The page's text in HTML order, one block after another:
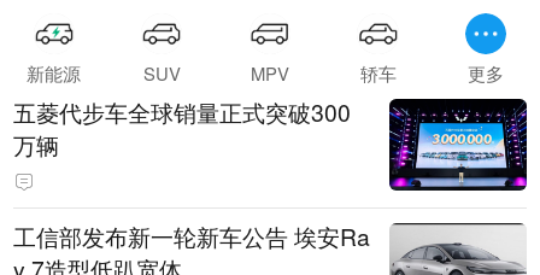
新能源 SUV MPV 轿车 更多
五菱代步车全球销量正式突破300
万辆
工信部发布新一轮新车公告 埃安Ra